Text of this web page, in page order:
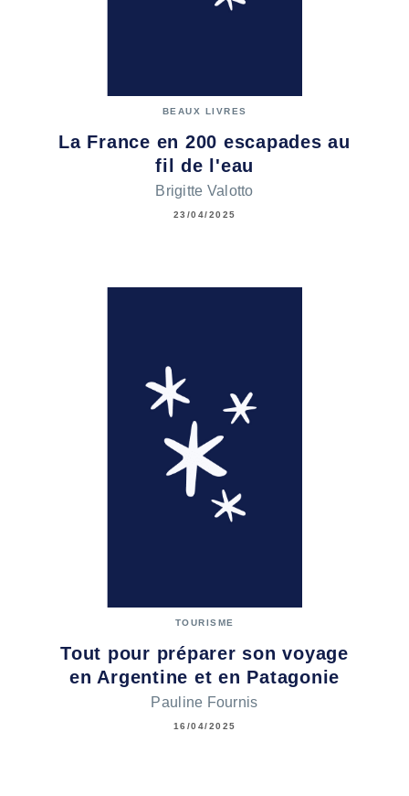
BEAUX LIVRES
La France en 200 escapades au
fil de l'eau
Brigitte Valotto
23/04/2025
TOURISME
Tout pour préparer son voyage
en Argentine et en Patagonie
Pauline Fournis
16/04/2025